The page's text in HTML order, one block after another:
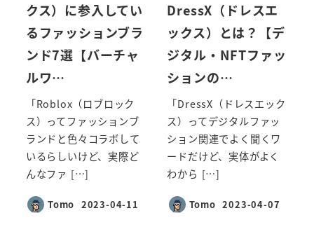
クス）に参入してい
るファッションブラ
ンド7選【バーチャ
ルワ…
「Roblox（ロブロック
ス）ってファッションブ
ランドと色々コラボして
いるらしいけど、実際ど
んなファ […]
Tomo
投稿日
2023-04-11
DressX（ドレスエ
ックス）とは？【デ
ジタル・NFTファッ
ションの…
「DressX（ドレスエック
ス）ってデジタルファッ
ション関連でよく聞くワ
ードだけど、実体がよく
わから […]
Tomo
投稿日
2023-04-07